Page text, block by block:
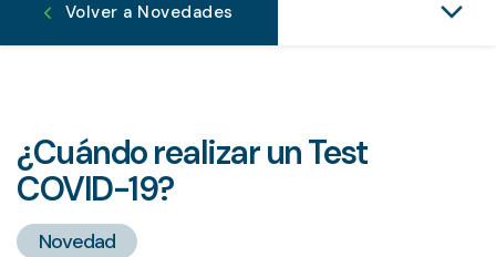
Volver a Novedades
¿Cuándo realizar un Test
COVID-19?
Novedad